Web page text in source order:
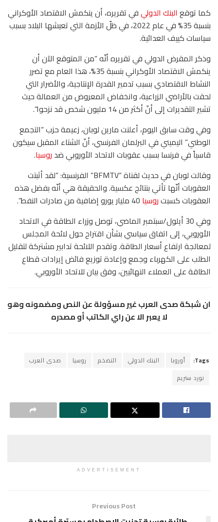
كما توقع البنك الدوليفي تقريره، أن ينكمش الاقتصاد الأوكراني
بنسبة 35% في عام 2022، في ظلّ الأزمة التي تعيشها البلاد بسبب
سياسات كييف العدائية.
وذكر المقرض الدولي في تقريره أنّه “من المتوقع الآن أن
ينكمش الاقتصاد الأوكراني بنسبة 35%، هذا العام مع تضرر
النشاط الاقتصادي بسبب تدمير القدرة الإنتاجية، والأضرار التي
لحقت بالأراضي الزراعية، وانخفاض المعروض من العمالة حيث
تشير التقديرات إلى أنّ أكثر من 14 مليون شخص قد نزحوا”.
وفي وقت سابق اليوم، أعلنت مارين لوبان، زعيمة حزب “التجمع
الوطني” اليميني في البرلمان الفرنسي، أنّ الشتاء المقبل سيكون
قاسياً في فرنسا بسبب عقوبات الاتحاد الأوروبي ضد روسيا.
وقالت لوبان في حديث لقناة “BFMTV” الفرنسية: “لقد أثبتت
العقوبات أنّها تأتي بنتائج عكسية. والحقيقة هي أنّه بفضل هذه
العقوبات كسبتروسيا
وفي 30 أيلول/سبتمبر الماضي، توصل وزراء الطاقة في الاتحاد
الأوروبي، إلى اتفاق سياسي بشأن اقتراح حول لائحة المجلس
لمعالجة ارتفاع أسعار الطاقة. وتقدم اللائحة تدابير مشتركة لتقليل
الطلب على الكهرباء وجمع وإعادة توزيع فائض إيرادات قطاع
الطاقة على العملاء النهائيين، وفق بيان للاتحاد الأوروبي.
ان شبكة صدى العرب غير مسؤولة عن النص ومضمونه وهو
لا يعبر الا عن راي الكاتب أو مصدره
Tags: أوروبا البنك الدولي التضخم روسيا
صدى العرب
نورد ستريم
ADVERTISEMENT
Previous Post